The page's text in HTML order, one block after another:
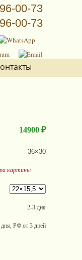
00-73
00-73
14900 ₽
36×30
картины
2-3 дня
РФ от 3 дней